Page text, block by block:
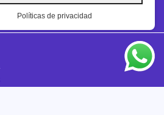
Políticas de privacidad